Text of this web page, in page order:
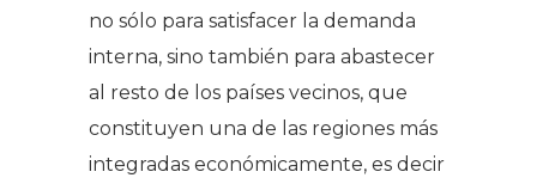
no sólo para satisfacer la demanda
interna, sino también para abastecer
al resto de los países vecinos, que
constituyen una de las regiones más
integradas económicamente, es decir